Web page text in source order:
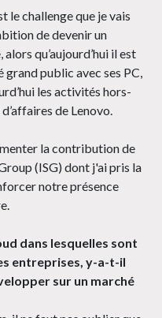
le challenge que je vais
de devenir un
qu’aujourd’hui il est
grand public avec ses PC,
les activités hors-
de Lenovo.
la contribution de
(ISG) dont j'ai pris la
notre présence
dans lesquelles sont
entreprises, y-a-t-il
sur un marché